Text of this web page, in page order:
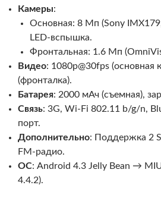
Камеры:
Основная: 8 Мп (Sony
LED-вспышка.
Фронтальная: 1.6 Мп
Видео: 1080p@30fps (основная
(фронталка).
Батарея: 2000 мАч (съемная),
Связь: 3G, Wi-Fi 802.11 b/g/n,
порт.
Дополнительно: Поддержка 2
FM-радио.
ОС: Android 4.3 Jelly Bean →
4.4.2).